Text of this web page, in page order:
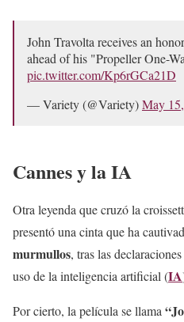
John Travolta receives an
ahead of his "Propeller One-
pic.twitter.com/Kp6rGCa21D
— Variety (@Variety)May
Cannes y la IA
Otra leyenda que cruzó la
presentó una cinta que ha
murmullos, tras las
uso de la inteligencia artificial (IA
Por cierto, la película se llama